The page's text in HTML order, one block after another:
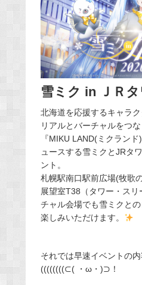
雪ミク in ＪＲ
北海道を応援するキャラ
リアルとバーチャルをつ
『MIKU LAND(ミクラン
ュースする雪ミクとJRタ
ント。
札幌駅南口駅前広場(牧歌
展望室T38（タワー・ス
チャル会場でも雪ミクと
楽しみいただけます。
それでは早速イベントの
((((((((⊂( ・ω・)⊃！